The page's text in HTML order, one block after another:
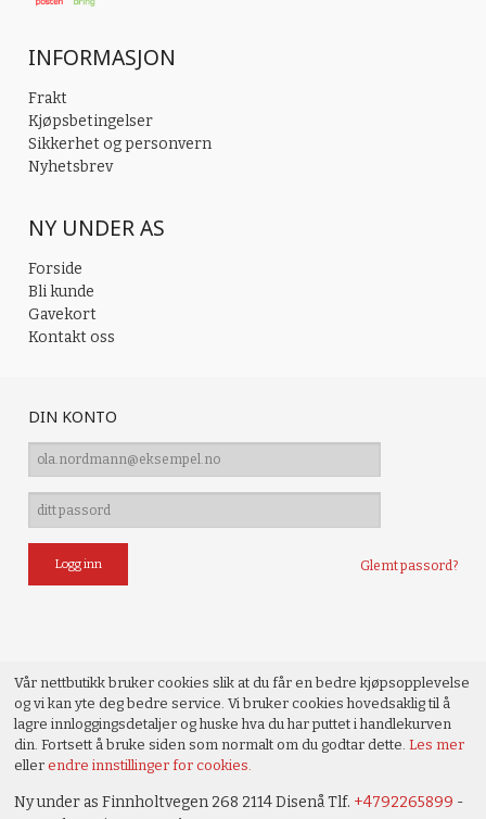
INFORMASJON
Frakt
Kjøpsbetingelser
Sikkerhet og personvern
Nyhetsbrev
NY UNDER AS
Forside
Bli kunde
Gavekort
Kontakt oss
DIN KONTO
Glemt passord?
Vår nettbutikk bruker cookies slik at du får en bedre kjøpsopplevelse
og vi kan yte deg bedre service. Vi bruker cookies hovedsaklig til å
lagre innloggingsdetaljer og huske hva du har puttet i handlekurven
din. Fortsett å bruke siden som normalt om du godtar dette.Les mer
ellerendre innstillinger for cookies.
Ny under as Finnholtvegen 268 2114 Disenå Tlf. +4792265899 -